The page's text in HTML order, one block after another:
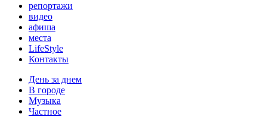
репортажи
видео
афиша
места
LifeStyle
Контакты
День за днем
В городе
Музыка
Частное